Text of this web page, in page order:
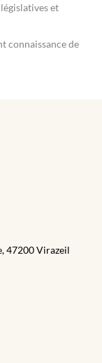
et
connaissance de
47200 Virazeil